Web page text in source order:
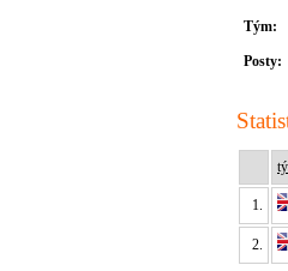
Tým:
Posty:
1.
2.